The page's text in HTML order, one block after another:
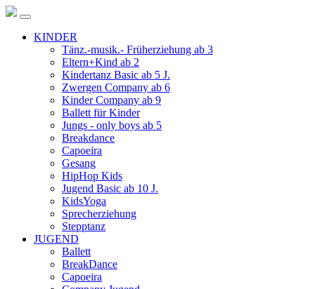
KINDER
Tänz.-musik.- Früherziehung ab 3
Eltern+Kind ab 2
Kindertanz Basic ab 5 J.
Zwergen Company ab 6
Kinder Company ab 9
Ballett für Kinder
Jungs - only boys ab 5
Breakdance
Capoeira
Gesang
HipHop Kids
Jugend Basic ab 10 J.
KidsYoga
Sprecherziehung
Stepptanz
JUGEND
Ballett
BreakDance
Capoeira